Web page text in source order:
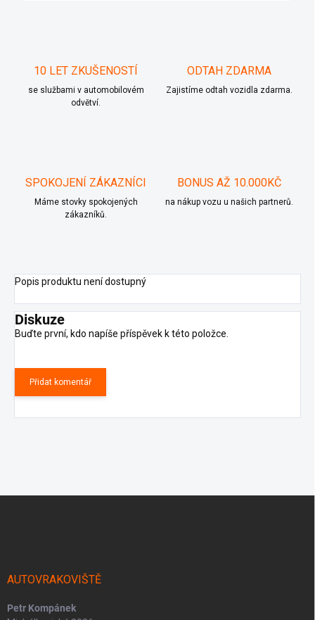
10 LET ZKUŠENOSTÍ
se službami v automobilovém
odvětví.
ODTAH ZDARMA
Zajistíme odtah vozidla zdarma.
SPOKOJENÍ ZÁKAZNÍCI
Máme stovky spokojených
zákazníků.
BONUS AŽ 10.000KČ
na nákup vozu u našich partnerů.
Popis produktu není dostupný
Diskuze
Buďte první, kdo napíše příspěvek k této položce.
Přidat komentář
AUTOVRAKOVIŠTĚ
Petr Kompánek